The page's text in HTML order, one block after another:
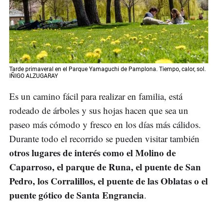
Tarde primaveral en el Parque Yamaguchi de Pamplona. Tiempo, calor, sol.
IÑIGO ALZUGARAY
Es un camino fácil para realizar en familia, está
rodeado de árboles y sus hojas hacen que sea un
paseo más cómodo y fresco en los días más cálidos.
Durante todo el recorrido se pueden visitar también
otros lugares de interés como el Molino de
Caparroso, el parque de Runa, el puente de San
Pedro, los Corralillos, el puente de las Oblatas o el
puente gótico de Santa Engrancia.